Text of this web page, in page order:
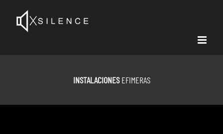
content
INSTALACIONESEFIMERAS